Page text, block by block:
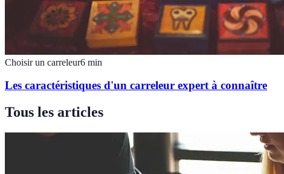
Choisir un carreleur6 min
Les caractéristiques d'un carreleur expert à connaître
Tous les articles